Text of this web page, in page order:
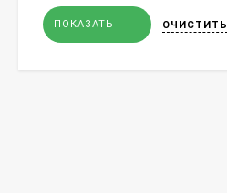
ПОКАЗАТЬ ОЧИСТИТЬ